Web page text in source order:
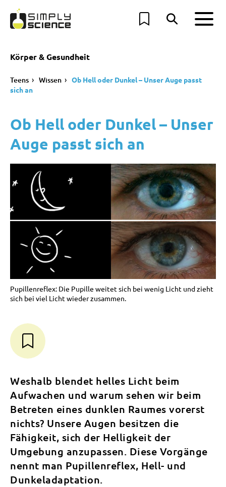
Körper & Gesundheit
Teens Wissen
Ob Hell oder Dunkel – Unser Auge passt
sich an
Ob Hell oder Dunkel – Unser
Auge passt sich an
Pupillenreflex: Die Pupille weitet sich bei wenig Licht und zieht
sich bei viel Licht wieder zusammen.
Weshalb blendet helles Licht beim
Aufwachen und warum sehen wir beim
Betreten eines dunklen Raumes vorerst
nichts? Unsere Augen besitzen die
Fähigkeit, sich der Helligkeit der
Umgebung anzupassen. Diese Vorgänge
nennt man Pupillenreflex, Hell- und
Dunkeladaptation.